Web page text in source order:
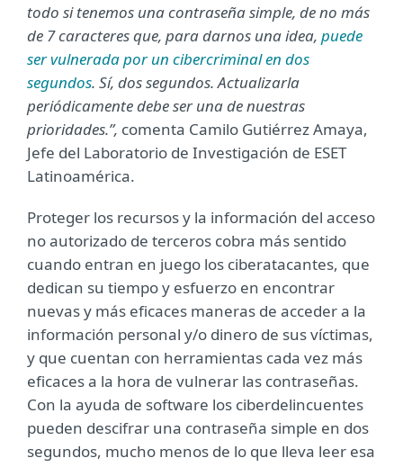
todo si tenemos una contraseña simple, de no más
de 7 caracteres que, para darnos una idea, puede
ser vulnerada por un cibercriminal en dos
segundos. Sí, dos segundos. Actualizarla
periódicamente debe ser una de nuestras
prioridades.”, comenta Camilo Gutiérrez Amaya,
Jefe del Laboratorio de Investigación de ESET
Latinoamérica.
Proteger los recursos y la información del acceso
no autorizado de terceros cobra más sentido
cuando entran en juego los ciberatacantes, que
dedican su tiempo y esfuerzo en encontrar
nuevas y más eficaces maneras de acceder a la
información personal y/o dinero de sus víctimas,
y que cuentan con herramientas cada vez más
eficaces a la hora de vulnerar las contraseñas.
Con la ayuda de software los ciberdelincuentes
pueden descifrar una contraseña simple en dos
segundos, mucho menos de lo que lleva leer esa